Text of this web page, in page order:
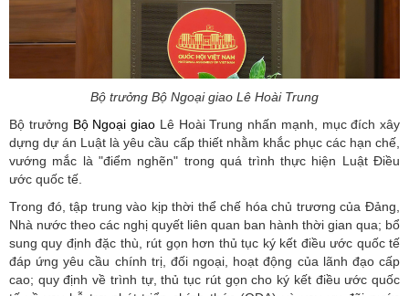
Bộ trưởng Bộ Ngoại giao Lê Hoài Trung
Bộ trưởng Bộ Ngoại giao Lê Hoài Trung nhấn mạnh, mục đích xây
dựng dự án Luật là yêu cầu cấp thiết nhằm khắc phục các hạn chế,
vướng mắc là "điểm nghẽn" trong quá trình thực hiện Luật Điều
ước quốc tế.
Trong đó, tập trung vào kịp thời thể chế hóa chủ trương của Đảng,
Nhà nước theo các nghị quyết liên quan ban hành thời gian qua; bổ
sung quy định đặc thù, rút gọn hơn thủ tục ký kết điều ước quốc tế
đáp ứng yêu cầu chính trị, đối ngoại, hoạt động của lãnh đạo cấp
cao; quy định về trình tự, thủ tục rút gọn cho ký kết điều ước quốc